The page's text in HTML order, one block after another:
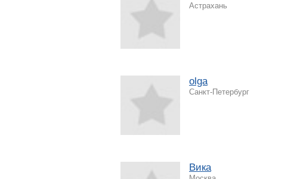
Астрахань
olga
Санкт-Петербург
Вика